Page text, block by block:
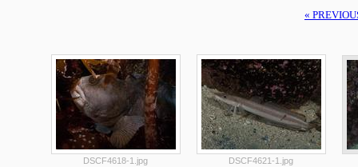
«
DSCF4618-1.jpg DSCF4621-1.jpg